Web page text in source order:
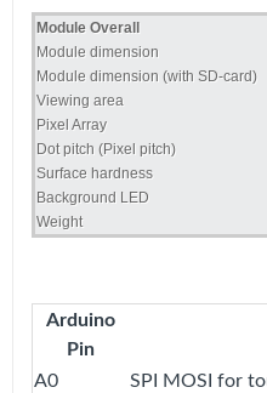
Module Overall
Module dimension
Module dimension (with SD-card)
Viewing area
Pixel Array
Dot pitch (Pixel pitch)
Surface hardness
Background LED
Weight
Arduino
Pin
A0
SPI MOSI for